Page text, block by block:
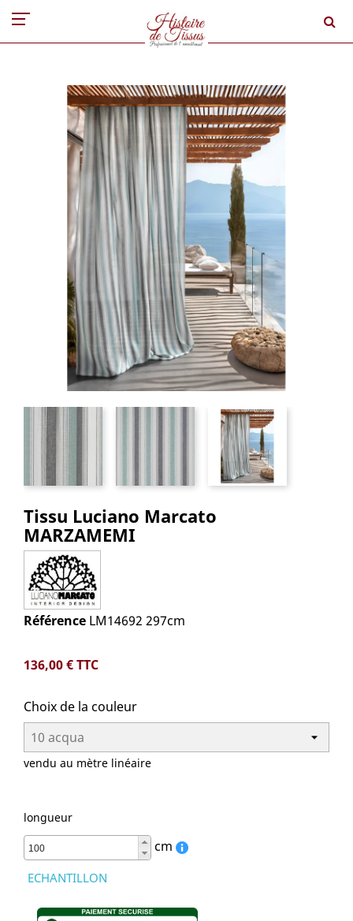
Tissu Luciano Marcato
MARZAMEMI
Référence LM14692 297cm
136,00 €TTC
Choix de la couleur
vendu au mètre linéaire
longueur
cm
ECHANTILLON